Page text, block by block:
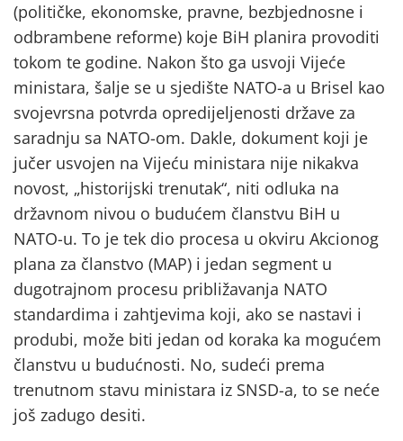
(političke, ekonomske, pravne, bezbjednosne i
odbrambene reforme) koje BiH planira provoditi
tokom te godine. Nakon što ga usvoji Vijeće
ministara, šalje se u sjedište NATO-a u Brisel kao
svojevrsna potvrda opredijeljenosti države za
saradnju sa NATO-om. Dakle, dokument koji je
jučer usvojen na Vijeću ministara nije nikakva
novost, „historijski trenutak“, niti odluka na
državnom nivou o budućem članstvu BiH u
NATO-u. To je tek dio procesa u okviru Akcionog
plana za članstvo (MAP) i jedan segment u
dugotrajnom procesu približavanja NATO
standardima i zahtjevima koji, ako se nastavi i
produbi, može biti jedan od koraka ka mogućem
članstvu u budućnosti. No, sudeći prema
trenutnom stavu ministara iz SNSD-a, to se neće
još zadugo desiti.